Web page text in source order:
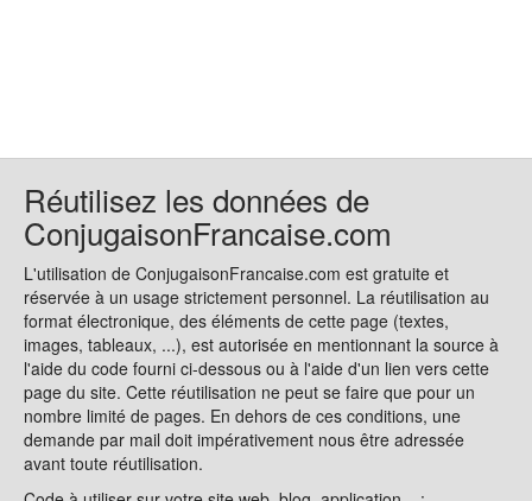
Réutilisez les données de
ConjugaisonFrancaise.com
L'utilisation de ConjugaisonFrancaise.com est gratuite et
réservée à un usage strictement personnel. La réutilisation au
format électronique, des éléments de cette page (textes,
images, tableaux, ...), est autorisée en mentionnant la source à
l'aide du code fourni ci-dessous ou à l'aide d'un lien vers cette
page du site. Cette réutilisation ne peut se faire que pour un
nombre limité de pages. En dehors de ces conditions, une
demande par mail doit impérativement nous être adressée
avant toute réutilisation.